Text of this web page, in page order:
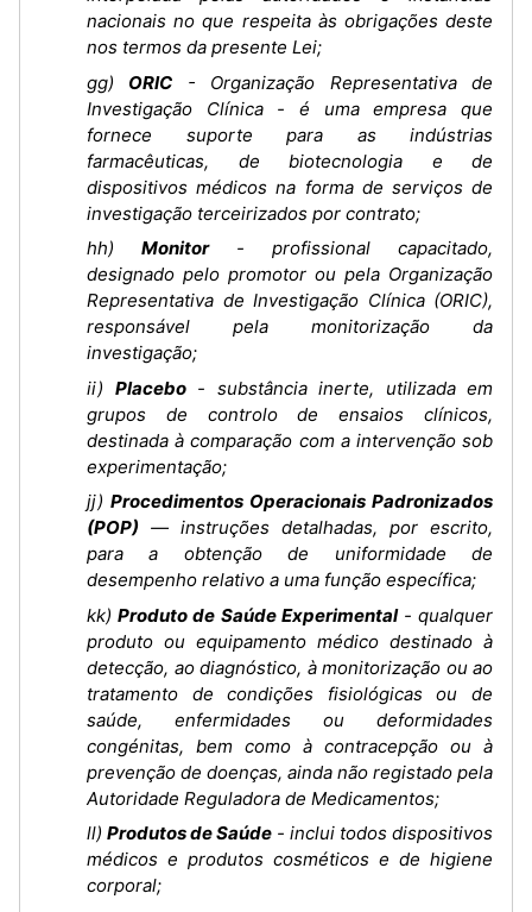
nacionais no que respeita às obrigações deste
nos termos da presente Lei;
gg) ORIC - Organização Representativa de
Investigação Clínica - é uma empresa que
fornece suporte para as indústrias
farmacêuticas, de biotecnologia e de
dispositivos médicos na forma de serviços de
investigação terceirizados por contrato;
hh) Monitor- profissional capacitado,
designado pelo promotor ou pela Organização
Representativa de Investigação Clínica (ORIC),
responsável pela monitorização da
investigação;
ii) Placebo- substância inerte, utilizada em
grupos de controlo de ensaios clínicos,
destinada à comparação com a intervenção sob
experimentação;
jj) Procedimentos Operacionais Padronizados
(POP) — instruções detalhadas, por escrito,
para a obtenção de uniformidade de
desempenho relativo a uma função específica;
kk)Produto de Saúde Experimental- qualquer
produto ou equipamento médico destinado à
detecção, ao diagnóstico, à monitorização ou ao
tratamento de condições fisiológicas ou de
saúde, enfermidades ou deformidades
congénitas, bem como à contracepção ou à
prevenção de doenças, ainda não registado pela
Autoridade Reguladora de Medicamentos;
ll) Produtos de Saúde - inclui todos dispositivos
médicos e produtos cosméticos e de higiene
corporal;